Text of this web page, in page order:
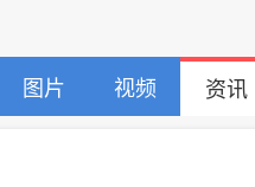
图片 视频 资讯